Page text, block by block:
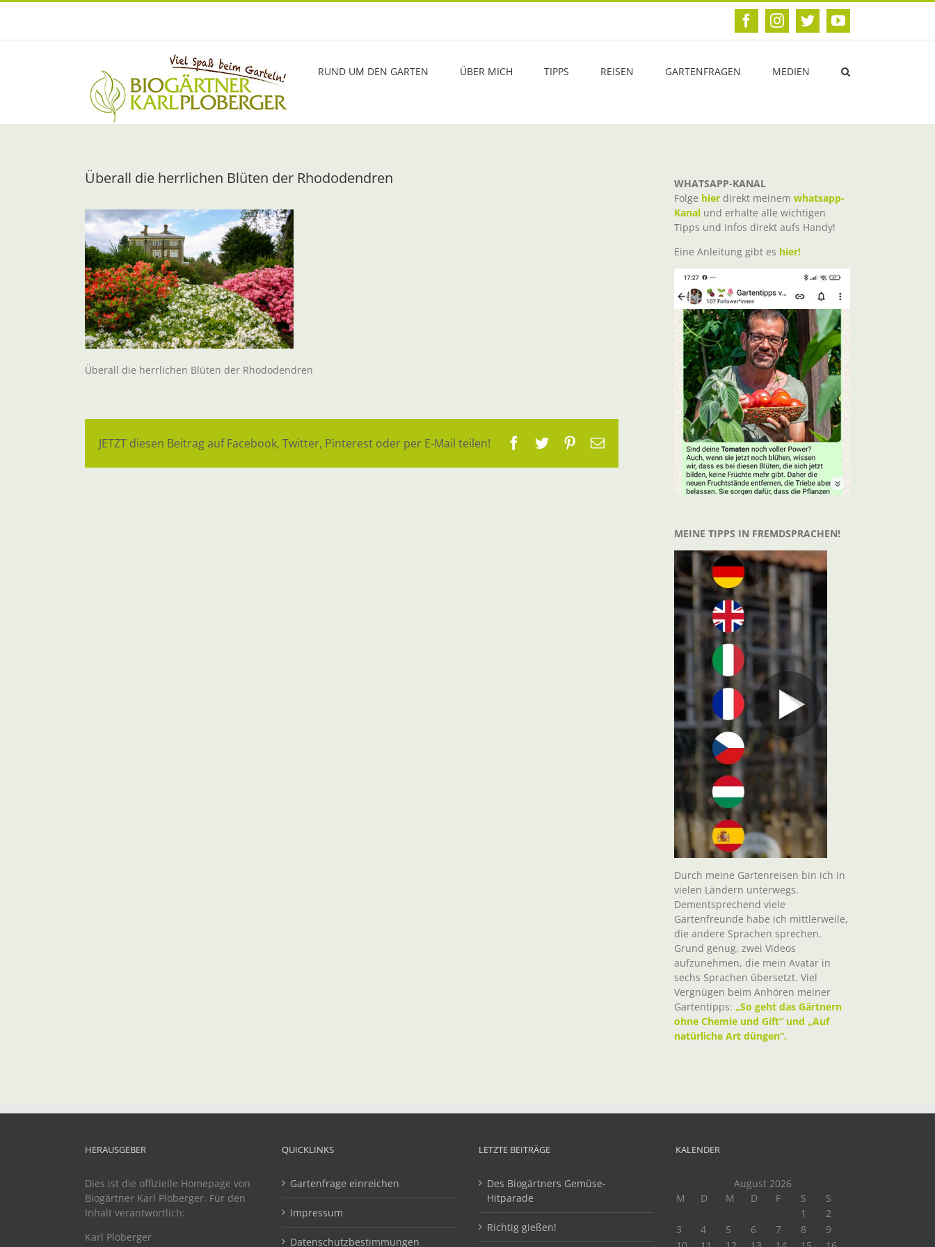
Zum
FacebookInstagram
TwitterYouTube
RUND UM DEN GARTEN ÜBER MICH TIPPS REISEN GARTENFRAGEN MEDIEN
Überall die herrlichen Blüten der Rhododendren
Überall die herrlichen Blüten der Rhododendren
JETZT diesen Beitrag auf Facebook, Twitter, Pinterest oder per E-Mail teilen! Facebook
TwitterPinterest
E-
WHATSAPP-KANAL
Folge hier direkt meinem whatsapp-
Kanal und erhalte alle wichtigen
Tipps und Infos direkt aufs Handy!
Eine Anleitung gibt es hier!
MEINE TIPPS IN FREMDSPRACHEN!
Durch meine Gartenreisen bin ich in
vielen Ländern unterwegs.
Dementsprechend viele
Gartenfreunde habe ich mittlerweile,
die andere Sprachen sprechen.
Grund genug, zwei Videos
aufzunehmen, die mein Avatar in
sechs Sprachen übersetzt. Viel
Vergnügen beim Anhören meiner
Gartentipps: „So geht das Gärtnern
ohne Chemie und Gift“ und „Auf
natürliche Art düngen“.
HERAUSGEBER
Dies ist die offizielle Homepage von
Biogärtner Karl Ploberger. Für den
Inhalt verantwortlich:
Karl Ploberger
QUICKLINKS
Gartenfrage einreichen
Impressum
Datenschutzbestimmungen
LETZTE BEITRÄGE
Des Biogärtners Gemüse-
Hitparade
Richtig gießen!
KALENDER
August 2026
M
D M D F S
S
1
2
3
4 5 6 7 8
9